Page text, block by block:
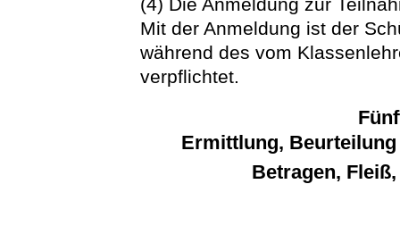
(4) Die Anmeldung zur
Mit der Anmeldung ist der
während des vom
verpflichtet.
Ermittlung,
Betragen,